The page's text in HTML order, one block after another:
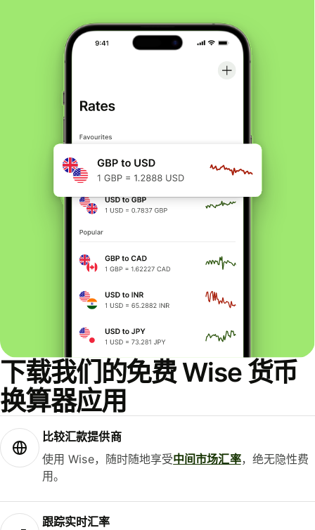
下载我们的免费 Wise 货币
换算器应用
比较汇款提供商
使用 Wise，随时随地享受中间市场汇率，绝无隐性费
用。
跟踪实时汇率